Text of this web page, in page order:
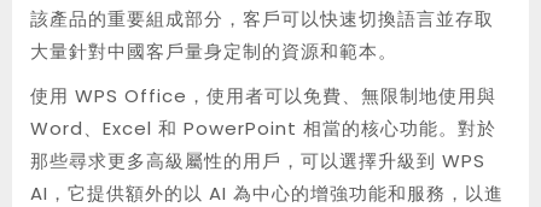
該產品的重要組成部分，客戶可以快速切換語言並存取
大量針對中國客戶量身定制的資源和範本。
使用 WPS Office，使用者可以免費、無限制地使用與
Word、Excel 和 PowerPoint 相當的核心功能。對於
那些尋求更多高級屬性的用戶，可以選擇升級到 WPS
AI，它提供額外的以 AI 為中心的增強功能和服務，以進